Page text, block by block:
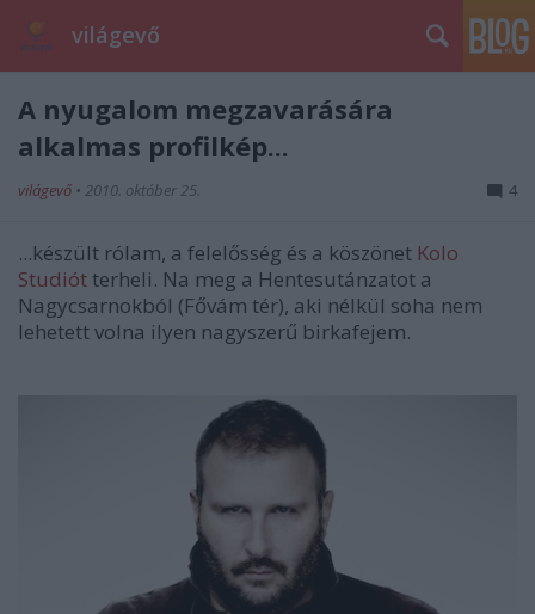
világevő
A nyugalom megzavarására
alkalmas profilkép...
világevő • 2010. október 25. 4
...készült rólam, a felelősség és a köszönet Kolo
Studiót terheli. Na meg a Hentesutánzatot a
Nagycsarnokból (Fővám tér), aki nélkül soha nem
lehetett volna ilyen nagyszerű birkafejem.